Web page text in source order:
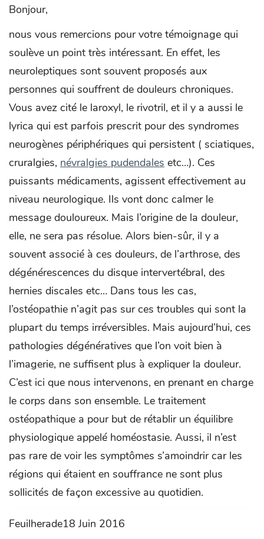
Bonjour,
nous vous remercions pour votre témoignage qui
soulève un point très intéressant. En effet, les
neuroleptiques sont souvent proposés aux
personnes qui souffrent de douleurs chroniques.
Vous avez cité le laroxyl, le rivotril, et il y a aussi le
lyrica qui est parfois prescrit pour des syndromes
neurogènes périphériques qui persistent ( sciatiques,
cruralgies, névralgies pudendales etc…). Ces
puissants médicaments, agissent effectivement au
niveau neurologique. Ils vont donc calmer le
message douloureux. Mais l’origine de la douleur,
elle, ne sera pas résolue. Alors bien-sûr, il y a
souvent associé à ces douleurs, de l’arthrose, des
dégénérescences du disque intervertébral, des
hernies discales etc… Dans tous les cas,
l’ostéopathie n’agit pas sur ces troubles qui sont la
plupart du temps irréversibles. Mais aujourd’hui, ces
pathologies dégénératives que l’on voit bien à
l’imagerie, ne suffisent plus à expliquer la douleur.
C’est ici que nous intervenons, en prenant en charge
le corps dans son ensemble. Le traitement
ostéopathique a pour but de rétablir un équilibre
physiologique appelé homéostasie. Aussi, il n’est
pas rare de voir les symptômes s’amoindrir car les
régions qui étaient en souffrance ne sont plus
sollicités de façon excessive au quotidien.
Feuilherade18 Juin 2016